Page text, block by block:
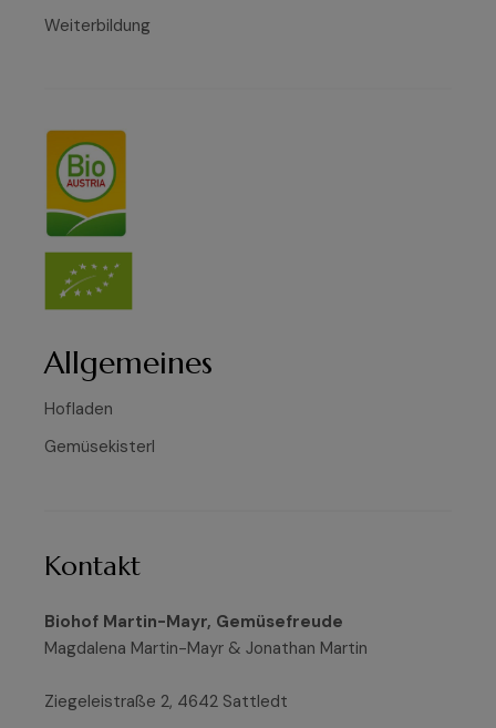
Weiterbildung
Allgemeines
Hofladen
Gemüsekisterl
Kontakt
Biohof Martin-Mayr, Gemüsefreude
Magdalena Martin-Mayr & Jonathan Martin
Ziegeleistraße 2, 4642 Sattledt